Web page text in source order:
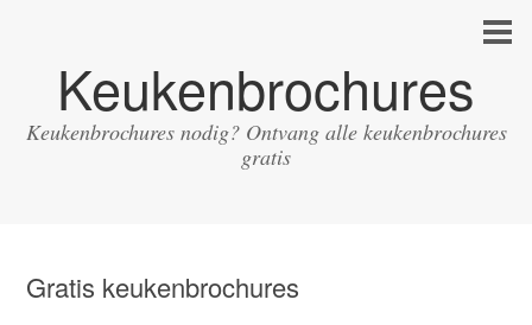
Keukenbrochures
Keukenbrochures nodig? Ontvang alle keukenbrochures
gratis
Gratis keukenbrochures